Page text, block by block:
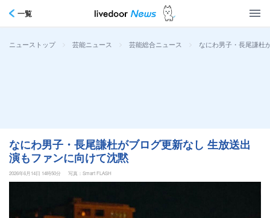
一覧
ニューストップ > 芸能ニュース > 芸能総合ニュース > なにわ男子・長尾謙杜
なにわ男子・長尾謙杜がブログ更新なし 生放送出
演もファンに向けて沈黙
2026年6月14日 14時50分 写真：Smart FLASH